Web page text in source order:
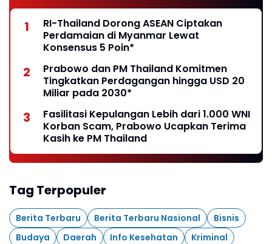
RI-Thailand Dorong ASEAN Ciptakan
Perdamaian di Myanmar Lewat
Konsensus 5 Poin*
Prabowo dan PM Thailand Komitmen
Tingkatkan Perdagangan hingga USD 20
Miliar pada 2030*
Fasilitasi Kepulangan Lebih dari 1.000 WNI
Korban Scam, Prabowo Ucapkan Terima
Kasih ke PM Thailand
Tag Terpopuler
Berita Terbaru Berita Terbaru Nasional
Bisnis
Budaya
Daerah Info Kesehatan
Kriminal